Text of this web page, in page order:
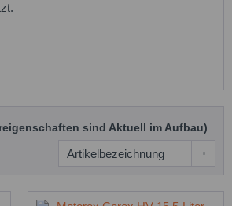
sind Aktuell im Aufbau)